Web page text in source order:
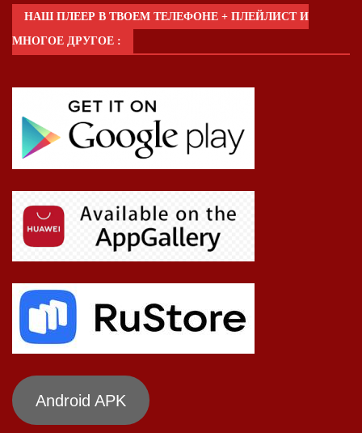
НАШ ПЛЕЕР В ТВОЕМ ТЕЛЕФОНЕ + ПЛЕЙЛИСТ И
МНОГОЕ ДРУГОЕ :
Android APK